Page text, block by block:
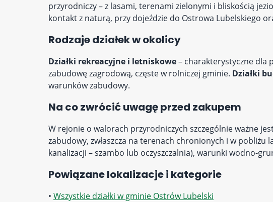
przyrodniczy – z lasami, terenami zielonymi i bliskością
kontakt z naturą, przy dojeździe do Ostrowa Lubelskiego
Rodzaje działek w okolicy
Działki rekreacyjne i letniskowe– charakterystyczne dla
zabudowę zagrodową, częste w rolniczej gminie. Działki
warunków zabudowy.
Na co zwrócić uwagę przed zakupem
W rejonie o walorach przyrodniczych szczególnie ważne
zabudowy, zwłaszcza na terenach chronionych i w pobliżu
kanalizacji – szambo lub oczyszczalnia), warunki wodno-
Powiązane lokalizacje i kategorie
• Wszystkie działki w gminie Ostrów Lubelski